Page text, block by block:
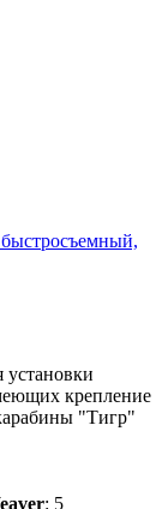
крепление
"Тигр"
: 5